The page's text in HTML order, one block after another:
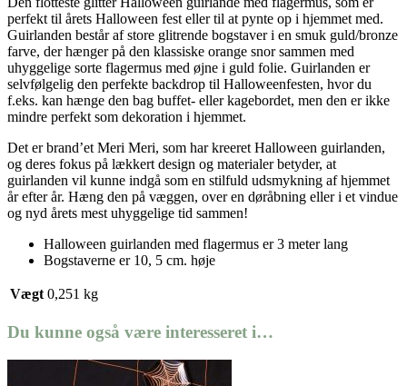
perfekt til årets Halloween fest eller til at pynte op i hjemmet med.
Guirlanden består af store glitrende bogstaver i en smuk guld/bronze
farve, der hænger på den klassiske orange snor sammen med
uhyggelige sorte flagermus med øjne i guld folie. Guirlanden er
selvfølgelig den perfekte backdrop til Halloweenfesten, hvor du
f.eks. kan hænge den bag buffet- eller kagebordet, men den er ikke
mindre perfekt som dekoration i hjemmet.
Det er brand’et Meri Meri, som har kreeret Halloween guirlanden,
og deres fokus på lækkert design og materialer betyder, at
guirlanden vil kunne indgå som en stilfuld udsmykning af hjemmet
år efter år. Hæng den på væggen, over en døråbning eller i et vindue
og nyd årets mest uhyggelige tid sammen!
Halloween guirlanden med flagermus er 3 meter lang
Bogstaverne er 10, 5 cm. høje
Vægt 0,251 kg
Du kunne også være interesseret i…